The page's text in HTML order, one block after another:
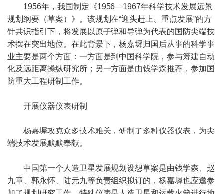
1956年，我国制定《1956—1967年科学技术发展远景
规划纲要（草案）》。该规划在“迎头赶上、重点发展”的方
针共识指引下，将发展以原子弹和导弹为代表的国防尖端技
术摆在突出地位。在此背景下，杨嘉墀归国后从事的科学事
业主要是两个方面：一方面是到中国科学院，参与筹建自动
化及远距离操纵研究所；另一方面是由钱学森推荐，参加国
防重大工程研制工作。
开展仪器仪表研制
杨嘉墀攻克众多技术难关，研制了多种仪器仪表，为尖
端技术发展默默奉献。
中国第一个人造卫星发展规划设想草案是由钱学森、赵
九章、郭永怀、陆元九等负责组织拟订的，杨嘉墀也应邀参